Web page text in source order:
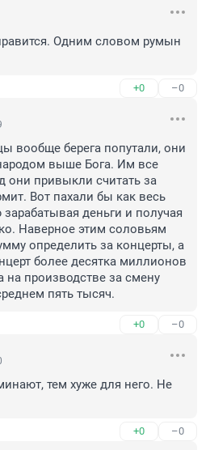
Одним словом румын
+0 –0
вообще берега попутали, они
выше Бога. Им все
они привыкли считать за
Вот пахали бы как весь
деньги и получая
Наверное этим соловьям
определить за концерты, а
более десятка миллионов
на производстве за смену
пять тысяч.
+0 –0
тем хуже для него. Не
+0 –0